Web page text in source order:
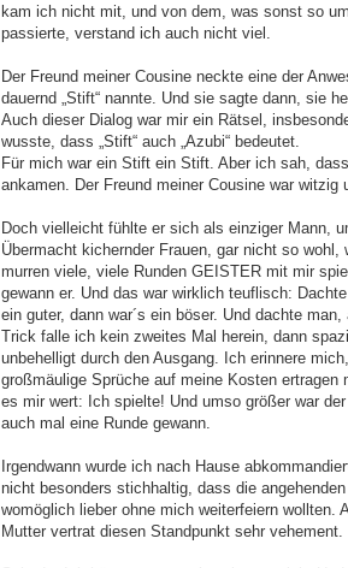
kam ich nicht mit, und von dem, was sonst so
passierte, verstand ich auch nicht viel.
Der Freund meiner Cousine neckte eine der
dauernd „Stift“ nannte. Und sie sagte dann, sie
Auch dieser Dialog war mir ein Rätsel,
wusste, dass „Stift“ auch „Azubi“ bedeutet.
Für mich war ein Stift ein Stift. Aber ich sah,
ankamen. Der Freund meiner Cousine war witzig
Doch vielleicht fühlte er sich als einziger Mann,
Übermacht kichernder Frauen, gar nicht so wohl,
murren viele, viele Runden GEISTER mit mir
gewann er. Und das war wirklich teuflisch:
ein guter, dann war´s ein böser. Und dachte
Trick falle ich kein zweites Mal herein, dann
unbehelligt durch den Ausgang. Ich erinnere
großmäulige Sprüche auf meine Kosten ertragen
es mir wert: Ich spielte! Und umso größer war
auch mal eine Runde gewann.
Irgendwann wurde ich nach Hause
nicht besonders stichhaltig, dass die
womöglich lieber ohne mich weiterfeiern wollten.
Mutter vertrat diesen Standpunkt sehr vehement.